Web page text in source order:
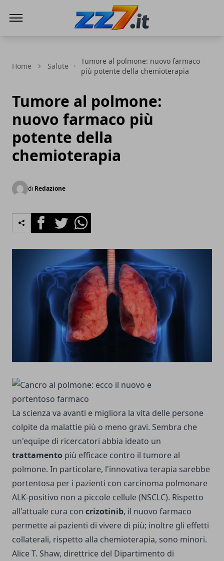
Home Salute
Tumore al polmone: nuovo farmaco
più potente della chemioterapia
Tumore al polmone:
nuovo farmaco più
potente della
chemioterapia
di Redazione
FacebookTwitterWhatsapp
La scienza va avanti e migliora la vita delle persone
colpite da malattie più o meno gravi. Sembra che
un'equipe di ricercatori abbia ideato un
trattamento più efficace contro il tumore al
polmone. In particolare, l'innovativa terapia sarebbe
portentosa per i pazienti con carcinoma polmonare
ALK-positivo non a piccole cellule (NSCLC). Rispetto
all'attuale cura con crizotinib, il nuovo farmaco
permette ai pazienti di vivere di più; inoltre gli effetti
collaterali, rispetto alla chemioterapia, sono minori.
Alice T. Shaw, direttrice del Dipartimento di